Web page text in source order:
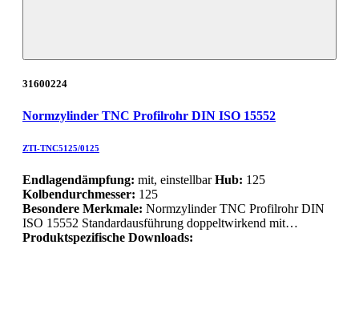
31600224
Normzylinder TNC Profilrohr DIN ISO 15552
ZTI-TNC5125/0125
Endlagendämpfung: mit, einstellbarHub: 125
Kolbendurchmesser: 125
Besondere Merkmale: Normzylinder TNC Profilrohr DIN
ISO 15552 Standardausführung doppeltwirkend mit…
Produktspezifische Downloads: